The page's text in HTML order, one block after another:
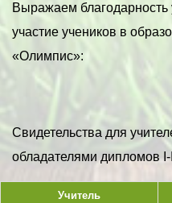
Выражаем
участие учеников в
«Олимпис»:
Свидетельства для
обладателями дипломов I-
Учитель